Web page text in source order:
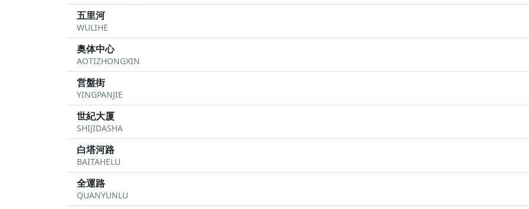
五里河
WULIHE
奥体中心
AOTIZHONGXIN
営盤街
YINGPANJIE
世紀大厦
SHIJIDASHA
白塔河路
BAITAHELU
全運路
QUANYUNLU